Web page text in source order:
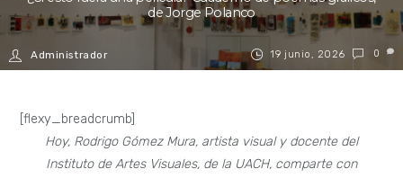
19 junio, 2026
de Jorge Polanco
Administrador 0
[flexy_breadcrumb]
Hoy, Rodrigo Gómez Mura, artista visual y docente del
Instituto de Artes Visuales, de la UACH, comparte con